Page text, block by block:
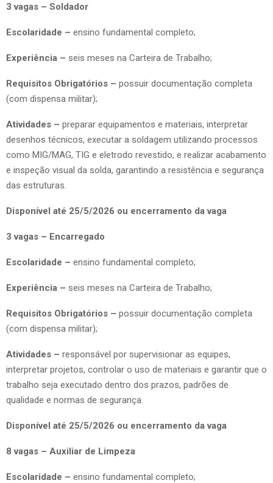
3 vagas – Soldador
Escolaridade – ensino fundamental completo;
Experiência – seis meses na Carteira de Trabalho;
Requisitos Obrigatórios – possuir documentação completa
(com dispensa militar);
Atividades – preparar equipamentos e materiais, interpretar
desenhos técnicos, executar a soldagem utilizando processos
como MIG/MAG, TIG e eletrodo revestido, e realizar acabamento
e inspeção visual da solda, garantindo a resistência e segurança
das estruturas.
Disponível até 25/5/2026 ou encerramento da vaga
3 vagas – Encarregado
Escolaridade – ensino fundamental completo;
Experiência – seis meses na Carteira de Trabalho;
Requisitos Obrigatórios – possuir documentação completa
(com dispensa militar);
Atividades – responsável por supervisionar as equipes,
interpretar projetos, controlar o uso de materiais e garantir que o
trabalho seja executado dentro dos prazos, padrões de
qualidade e normas de segurança.
Disponível até 25/5/2026 ou encerramento da vaga
8 vagas – Auxiliar de Limpeza
Escolaridade – ensino fundamental completo;